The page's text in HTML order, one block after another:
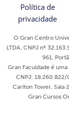
Política de
privacidade
O Gran Centro
LTDA, CNPJ nº
961,
Gran Faculdade é
CNPJ: 18.260.822/
Carlton Tower, Sala
Gran Cursos